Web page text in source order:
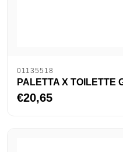
01135518
PALETTA X TOILETTE
€20,65